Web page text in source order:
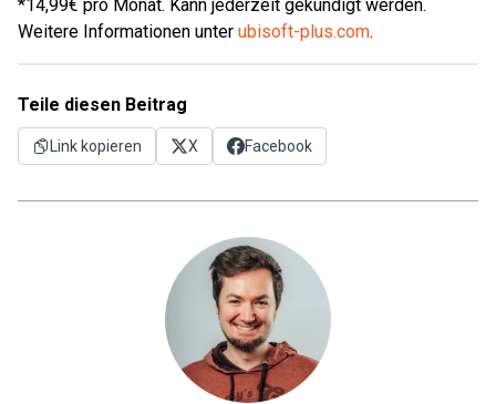
*14,99€ pro Monat. Kann jederzeit gekündigt werden.
Weitere Informationen unter ubisoft-plus.com.
Teile diesen Beitrag
Link kopieren X Facebook